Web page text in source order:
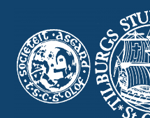
in
new
window
in
new
window
in
new
window
new
window